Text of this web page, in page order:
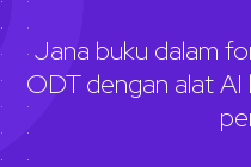
Jana buku dalam
ODT dengan alat AI